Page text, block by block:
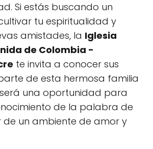
Si estás buscando un
tu espiritualidad y
amistades, la Iglesia
de Colombia -
te invita a conocer sus
de esta hermosa familia
una oportunidad para
de la palabra de
de un ambiente de amor y